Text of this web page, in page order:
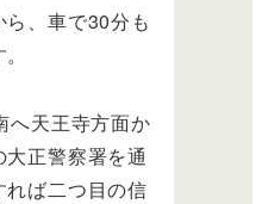
、車で30分も
へ天王寺方面か
正警察署を通
ば二つ目の信